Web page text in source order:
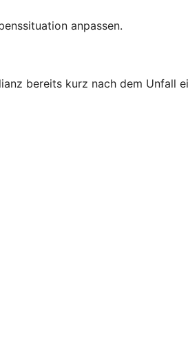
anpassen.
bereits kurz nach dem Unfall